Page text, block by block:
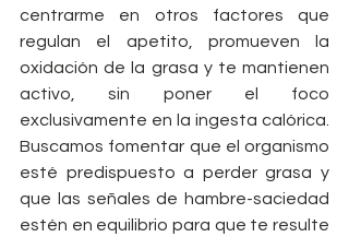
centrarme en otros factores que
regulan el apetito, promueven la
oxidación de la grasa y te mantienen
activo, sin poner el foco
exclusivamente en la ingesta calórica.
Buscamos fomentar que el organismo
esté predispuesto a perder grasa y
que las señales de hambre-saciedad
estén en equilibrio para que te resulte